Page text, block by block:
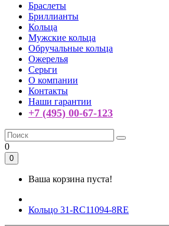
Браслеты
Бриллианты
Кольца
Мужские кольца
Обручальные кольца
Ожерелья
Серьги
О компании
Контакты
Наши гарантии
+7 (495) 00-67-123
0
0
Ваша корзина пуста!
Кольцо 31-RC11094-8RE